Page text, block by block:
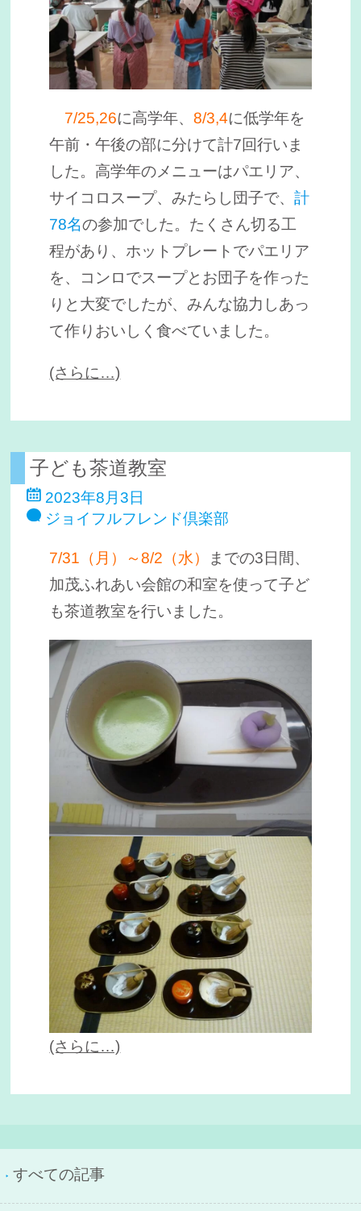
すべての記事
7/25,26に高学年、8/3,4に低学年を
午前・午後の部に分けて計7回行いま
した。高学年のメニューはパエリア、
サイコロスープ、みたらし団子で、計
78名の参加でした。たくさん切る工
程があり、ホットプレートでパエリア
を、コンロでスープとお団子を作った
りと大変でしたが、みんな協力しあっ
て作りおいしく食べていました。
(さらに…)
子ども茶道教室
2023年8月3日
ジョイフルフレンド倶楽部
7/31（月）～8/2（水） までの3日間、
加茂ふれあい会館の和室を使って子ど
も茶道教室を行いました。
(さらに…)